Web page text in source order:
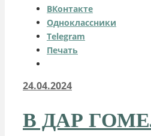
ВКонтакте
Одноклассники
Telegram
Печать
24.04.2024
В ДАР